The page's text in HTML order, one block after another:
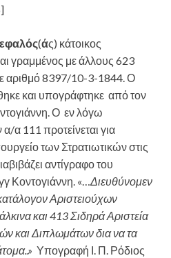
(άς) κάτοικος
γραμμένος με άλλους 623
αριθμό 8397/10-3-1844. Ο
και υπογράφτηκε από τον
Ο εν λόγω
α 111 προτείνεται για
των Στρατιωτικών στις
αντίγραφο του
Κοντογιάννη. «…Διευθύνομεν
Αριστειούχων
και 413 Σιδηρά Αριστεία
και Διπλωμάτων δια να τα
Υπογραφή Ι. Π. Ρόδιος